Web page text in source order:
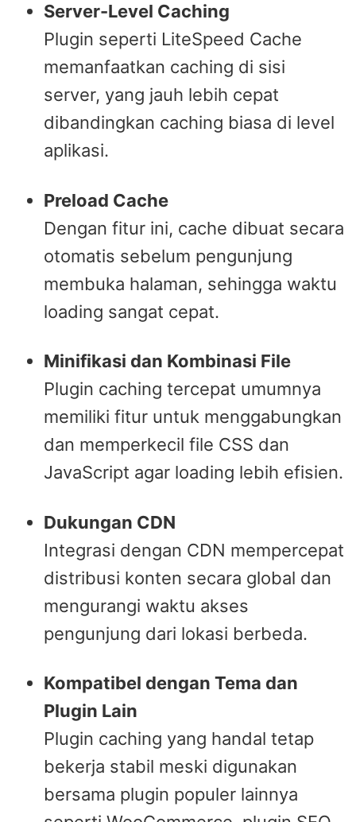
Server-Level Caching
Plugin seperti LiteSpeed Cache
memanfaatkan caching di sisi
server, yang jauh lebih cepat
dibandingkan caching biasa di level
aplikasi.
Preload Cache
Dengan fitur ini, cache dibuat secara
otomatis sebelum pengunjung
membuka halaman, sehingga waktu
loading sangat cepat.
Minifikasi dan Kombinasi File
Plugin caching tercepat umumnya
memiliki fitur untuk menggabungkan
dan memperkecil file CSS dan
JavaScript agar loading lebih efisien.
Dukungan CDN
Integrasi dengan CDN mempercepat
distribusi konten secara global dan
mengurangi waktu akses
pengunjung dari lokasi berbeda.
Kompatibel dengan Tema dan
Plugin Lain
Plugin caching yang handal tetap
bekerja stabil meski digunakan
bersama plugin populer lainnya